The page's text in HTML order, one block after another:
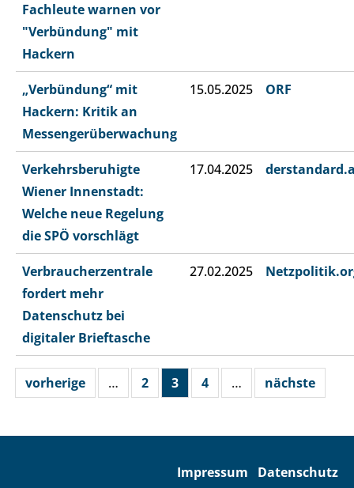
Fachleute warnen vor
"Verbündung" mit
Hackern
„Verbündung“ mit
Hackern: Kritik an
Messengerüberwachung
15.05.2025 ORF
Verkehrsberuhigte
Wiener Innenstadt:
Welche neue Regelung
die SPÖ vorschlägt
17.04.2025
Verbraucherzentrale
fordert mehr
Datenschutz bei
digitaler Brieftasche
27.02.2025
vorherige … 2 3 4 … nächste
Impressum Datenschutz